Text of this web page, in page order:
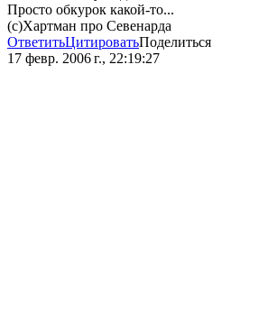
Просто обкурок какой-то...
(с)Хартман про Севенарда
ОтветитьЦитироватьПоделиться
17 февр. 2006 г., 22:19:27